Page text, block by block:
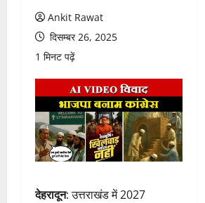
Ankit Rawat
दिसम्बर 26, 2025
1 मिनट पढ़ें
देहरादून: उत्तराखंड में 2027